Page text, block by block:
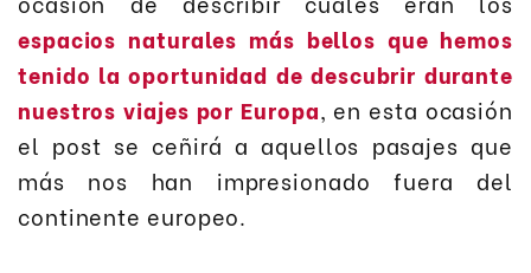
espacios naturales más bellos que hemos
tenido la oportunidad de descubrir durante
nuestros viajes por Europa, en esta ocasión
el post se ceñirá a aquellos pasajes que
más nos han impresionado fuera del
continente europeo.